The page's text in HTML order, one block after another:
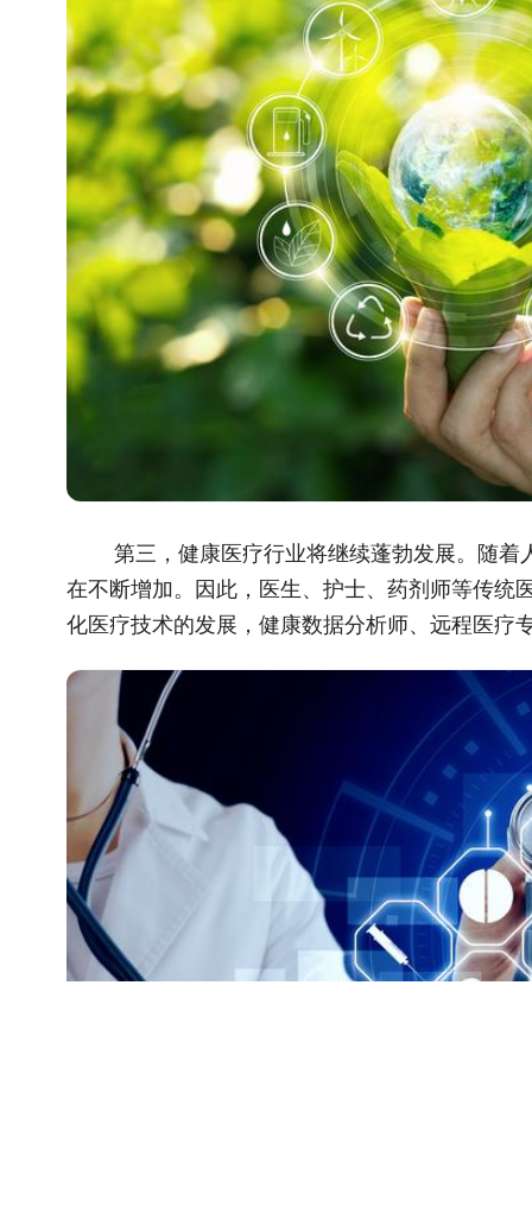
在不断增加。因此，医生、护士、药剂师等传统
化医疗技术的发展，健康数据分析师、远程医疗